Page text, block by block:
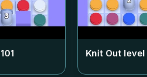
101 Knit Out level